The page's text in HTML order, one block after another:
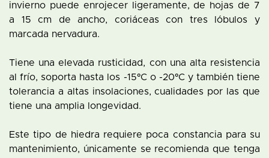
invierno puede enrojecer ligeramente, de hojas de 7
a 15 cm de ancho, coriáceas con tres lóbulos y
marcada nervadura.
Tiene una elevada rusticidad, con una alta resistencia
al frío, soporta hasta los -15ºC o -20ºC y también tiene
tolerancia a altas insolaciones, cualidades por las que
tiene una amplia longevidad.
Este tipo de hiedra requiere poca constancia para su
mantenimiento, únicamente se recomienda que tenga